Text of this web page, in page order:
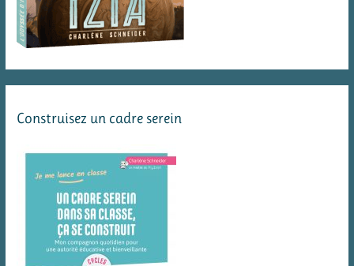
Construisez un cadre serein